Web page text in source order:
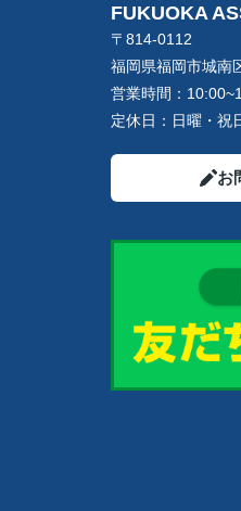
FUKUOKA
〒814-0112
福岡県福岡市城南
営業時間：
定休日： 日曜・祝
お